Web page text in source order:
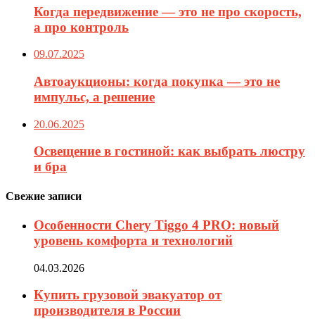
Когда передвижение — это не про скорость,
а про контроль
09.07.2025
Автоаукционы: когда покупка — это не
импульс, а решение
20.06.2025
Освещение в гостиной: как выбрать люстру
и бра
Свежие записи
Особенности Chery Tiggo 4 PRO: новый
уровень комфорта и технологий
04.03.2026
Купить грузовой эвакуатор от
производителя в России